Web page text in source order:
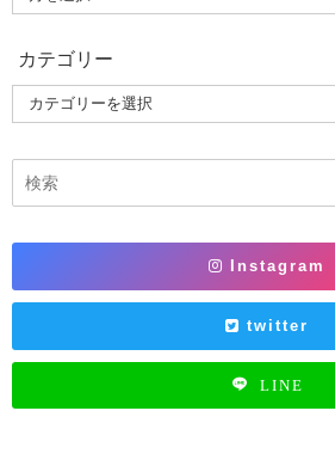
カテゴリー
Instagram
twitter
LINE